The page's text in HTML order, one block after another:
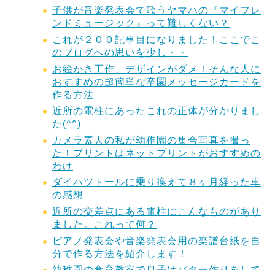
子供が音楽発表会で歌うヤマハの『マイフレ
ンドミュージック』って難しくない？
これが２００記事目になりました！ここでこ
のブログへの思いを少し・・
お絵かき工作、デザインがダメ！そんな人に
おすすめの超簡単な卒園メッセージカードを
作る方法
近所の電柱にあったこれの正体が分かりまし
た(^^)
カメラ素人の私が幼稚園の集合写真を撮っ
た！プリントはネットプリントがおすすめの
わけ
ダイハツトールに乗り換えて８ヶ月経った車
の感想
近所の交差点にある電柱にこんなものがあり
ました。これって何？
ピアノ発表会や音楽発表会用の楽譜台紙を自
分で作る方法を紹介します！